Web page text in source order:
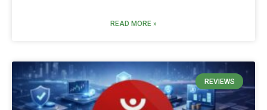
READ MORE »
REVIEWS